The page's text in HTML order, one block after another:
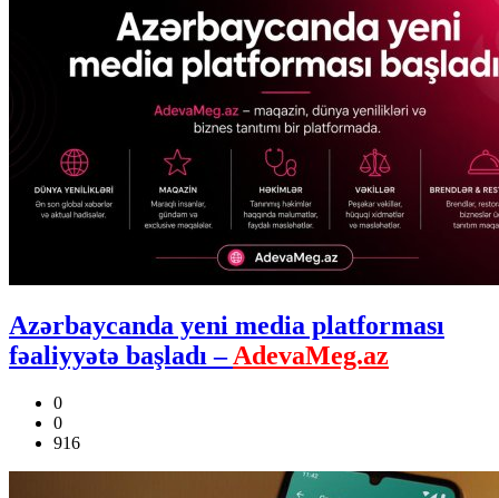
Azərbaycanda yeni media platforması
fəaliyyətə başladı –AdevaMeg.az
0
0
916